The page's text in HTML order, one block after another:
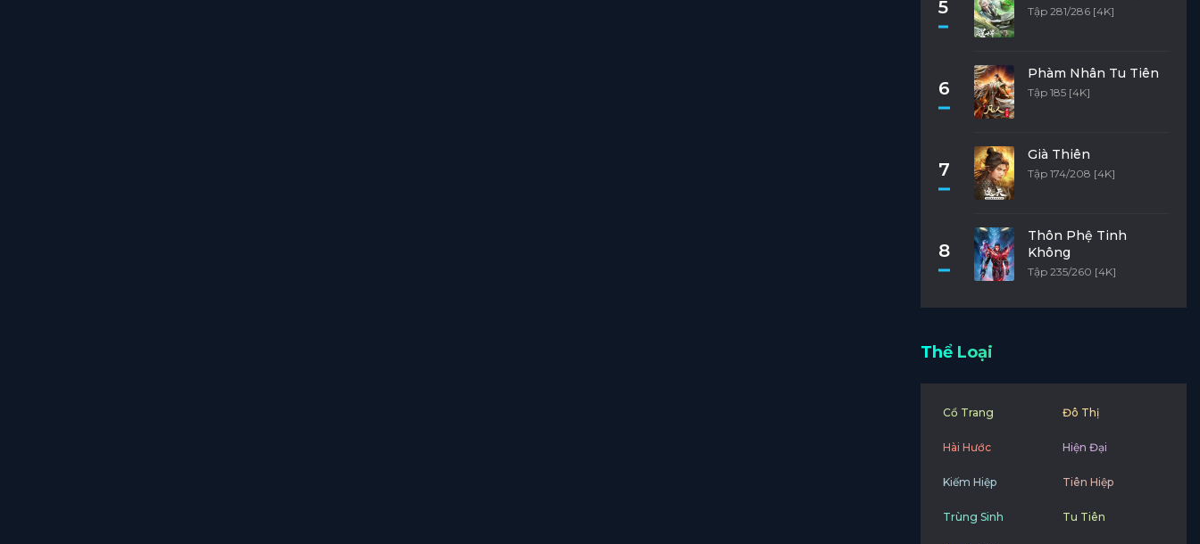
5 Tập 281/286 [4K]
6
Phàm Nhân Tu Tiên
Tập 185 [4K]
7
Già Thiên
Tập 174/208 [4K]
8
Thôn Phệ Tinh
Không
Tập 235/260 [4K]
Thể Loại
Cổ Trang Đô Thị
Hài Hước Hiện Đại
Kiếm Hiệp Tiên Hiệp
Trùng Sinh Tu Tiên